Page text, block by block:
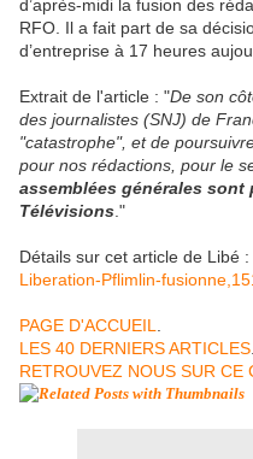
d’après-midi la fusion des
RFO. Il a fait part de sa
d’entreprise à 17 heures
Extrait de l'article : "De son
des journalistes (SNJ) de
"catastrophe", et de
pour nos rédactions, pour le
assemblées générales sont
Télévisions ."
Détails sur cet article de Libé :
Liberation-Pflimlin-
PAGE D'ACCUEIL
LES 40 DERNIERS ARTICLES
RETROUVEZ NOUS SUR CE